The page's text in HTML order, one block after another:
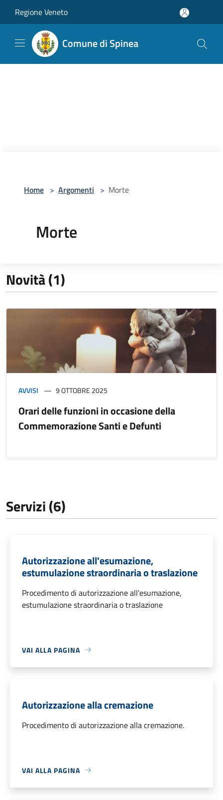
Regione Veneto
Comune di Spinea
Home > Argomenti > Morte
Morte
Novità (1)
AVVISI 9 OTTOBRE 2025
Orari delle funzioni in occasione della
Commemorazione Santi e Defunti
Servizi (6)
Autorizzazione all'esumazione,
estumulazione straordinaria o traslazione
Procedimento di autorizzazione all'esumazione,
estumulazione straordinaria o traslazione
VAI ALLA PAGINA
Autorizzazione alla cremazione
Procedimento di autorizzazione alla cremazione.
VAI ALLA PAGINA